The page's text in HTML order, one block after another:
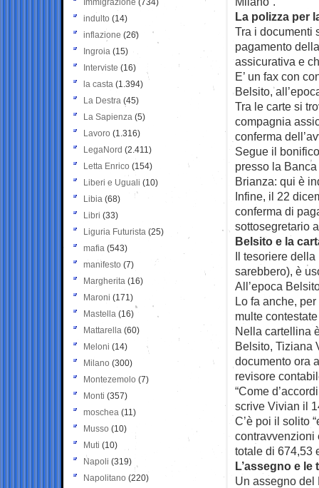
La polizza per
Tra i documenti
pagamento
assicurativa e
E’ un fax con
Belsito,
Tra le carte si
compagnia
conferma
Segue il
presso la
Brianza: qui è
Infine, il 22
conferma di
sottosegretario
Belsito e la
Il tesoriere
sarebbero), è
All’epoca
Lo fa anche,
multe
Nella cartellina
Belsito, Tiziana
documento ora
revisore
“Come
scrive Vivian il
C’è poi il solito
contravvenzioni
totale di 674,53
L’assegno e le
Un assegno
Immigrazione (734)
indulto (14)
inflazione (26)
Ingroia (15)
Interviste (16)
la casta (1.394)
La Destra (45)
La Sapienza (5)
Lavoro (1.316)
LegaNord (2.411)
Letta Enrico (154)
Liberi e Uguali (10)
Libia (68)
Libri (33)
Liguria Futurista (25)
mafia (543)
manifesto (7)
Margherita (16)
Maroni (171)
Mastella (16)
Mattarella (60)
Meloni (14)
Milano (300)
Montezemolo (7)
Monti (357)
moschea (11)
Musso (10)
Muti (10)
Napoli (319)
Napolitano (220)